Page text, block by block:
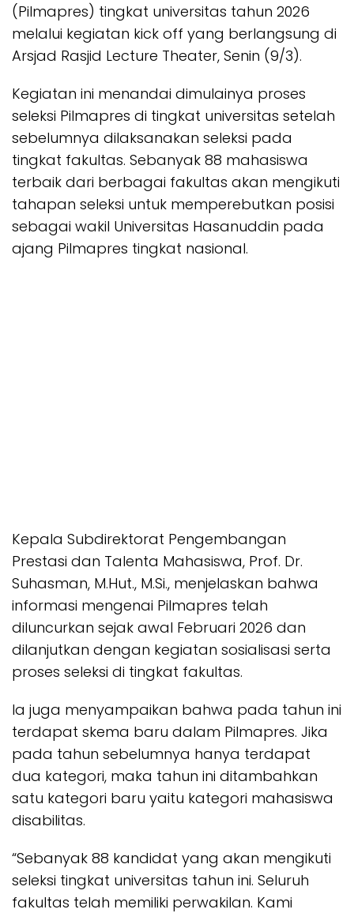
(Pilmapres) tingkat universitas tahun 2026
melalui kegiatan kick off yang berlangsung di
Arsjad Rasjid Lecture Theater, Senin (9/3).
Kegiatan ini menandai dimulainya proses
seleksi Pilmapres di tingkat universitas setelah
sebelumnya dilaksanakan seleksi pada
tingkat fakultas. Sebanyak 88 mahasiswa
terbaik dari berbagai fakultas akan mengikuti
tahapan seleksi untuk memperebutkan posisi
sebagai wakil Universitas Hasanuddin pada
ajang Pilmapres tingkat nasional.
Kepala Subdirektorat Pengembangan
Prestasi dan Talenta Mahasiswa, Prof. Dr.
Suhasman, M.Hut., M.Si., menjelaskan bahwa
informasi mengenai Pilmapres telah
diluncurkan sejak awal Februari 2026 dan
dilanjutkan dengan kegiatan sosialisasi serta
proses seleksi di tingkat fakultas.
Ia juga menyampaikan bahwa pada tahun ini
terdapat skema baru dalam Pilmapres. Jika
pada tahun sebelumnya hanya terdapat
dua kategori, maka tahun ini ditambahkan
satu kategori baru yaitu kategori mahasiswa
disabilitas.
“Sebanyak 88 kandidat yang akan mengikuti
seleksi tingkat universitas tahun ini. Seluruh
fakultas telah memiliki perwakilan. Kami